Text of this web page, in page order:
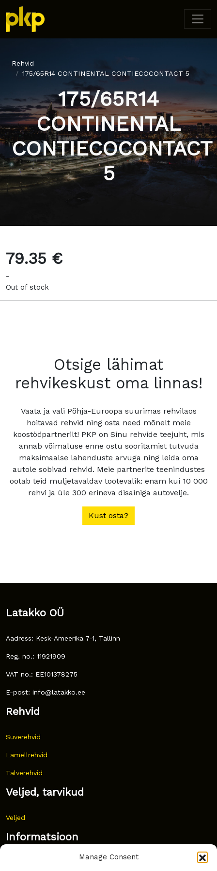
Manage Consent
Rehvid
175/65R14 CONTINENTAL CONTIECOCONTACT 5
175/65R14
CONTINENTAL
CONTIECOCONTACT
5
79.35 €
-
Out of stock
Otsige lähimat
rehvikeskust oma linnas!
Vaata ja vali Põhja-Euroopa suurimas rehvilaos
hoitavad rehvid ning osta need mõnelt meie
koostööpartnerilt! PKP on Sinu rehvide teejuht, mis
annab võimaluse enne ostu sooritamist tutvuda
maksimaalse lahenduste arvuga ning leida oma
autole sobivad rehvid. Meie partnerite teenindustes
ootab teid muljetavaldav tootevalik: enam kui 10 000
rehvi ja üle 300 erineva disainiga autovelje.
Kust osta?
Latakko OÜ
Aadress: Kesk-Ameerika 7-1, Tallinn
Reg. no.: 11921909
VAT no.: EE101378275
E-post: info@latakko.ee
Rehvid
Suverehvid
Lamellrehvid
Talverehvid
Veljed, tarvikud
Veljed
Informatsioon